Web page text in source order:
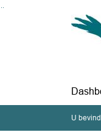
Ga naar de inhoud van
Ga naar het zoeken
U